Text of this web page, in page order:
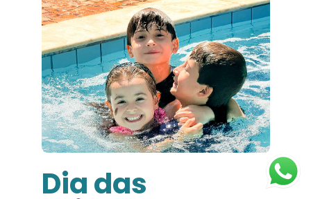
Réveillon 2027